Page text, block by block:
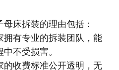
床拆装的理由包括：
有专业的拆装团队，能
不受损害。
收费标准公开透明，无